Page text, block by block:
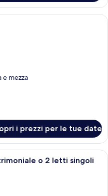
Una camera d'albergo con una
e mezza
i prezzi per le tue date
Una camera d'albergo con un letto
o 2 letti singoli